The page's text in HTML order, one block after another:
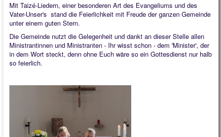
Mit Taizé-Liedern, einer besonderen Art des Evangeliums und des
Vater-Unser's stand die Feierlichkeit mit Freude der ganzen Gemeinde
unter einem guten Stern.
Die Gemeinde nutzt die Gelegenheit und dankt an dieser Stelle allen
Ministrantinnen und Ministranten - Ihr wisst schon - dem 'Minister', der
in dem Wort steckt, denn ohne Euch wäre so ein Gottesdienst nur halb
so feierlich.